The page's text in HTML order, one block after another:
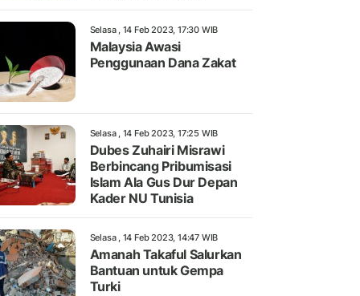
Selasa , 14 Feb 2023, 17:30 WIB
Malaysia Awasi
Penggunaan Dana Zakat
Selasa , 14 Feb 2023, 17:25 WIB
Dubes Zuhairi Misrawi
Berbincang Pribumisasi
Islam Ala Gus Dur Depan
Kader NU Tunisia
Selasa , 14 Feb 2023, 14:47 WIB
Amanah Takaful Salurkan
Bantuan untuk Gempa
Turki